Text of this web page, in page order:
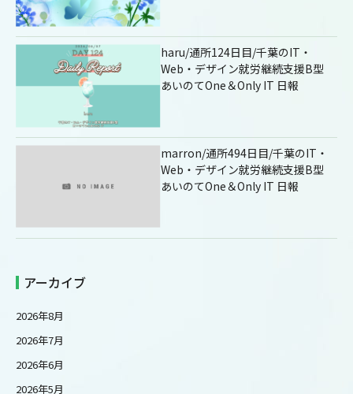
haru/通所124日目/千葉のIT・
Web・デザイン就労継続支援B型
あいのてOne＆Only IT 日報
marron/通所494日目/千葉のIT・
Web・デザイン就労継続支援B型
あいのてOne＆Only IT 日報
アーカイブ
2026年8月
2026年7月
2026年6月
2026年5月